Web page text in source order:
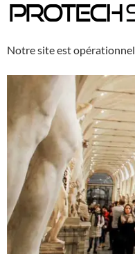
Notre site est opérationnel